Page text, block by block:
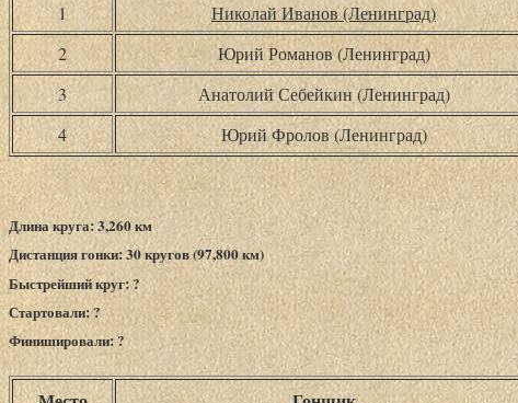
1 Николай Иванов (Ленинград)
2
Юрий Романов (Ленинград)
3
Анатолий Себейкин (Ленинград)
4
Юрий Фролов (Ленинград)
Длина круга: 3,260 км
Дистанция гонки: 30 кругов (97,800 км)
Быстрейший круг: ?
Стартовали: ?
Финишировали: ?